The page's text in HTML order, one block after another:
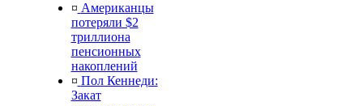
¤ Американцы
потеряли $2
триллиона
пенсионных
накоплений
¤ Пол Кеннеди:
Закат